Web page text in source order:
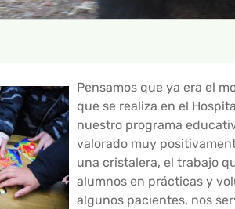
Pensamos que ya era el
que se realiza en el
nuestro programa
valorado muy
una cristalera, el trabajo
alumnos en prácticas y
algunos pacientes, nos